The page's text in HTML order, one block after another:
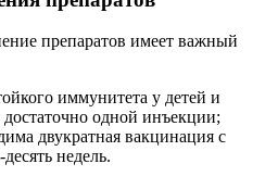
препаратов имеет важный
иммунитета у детей и
достаточно одной инъекции;
двукратная вакцинация с
недель.